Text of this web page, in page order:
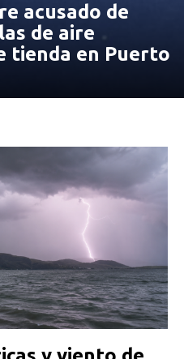
acusado de
de aire
tienda en Puerto